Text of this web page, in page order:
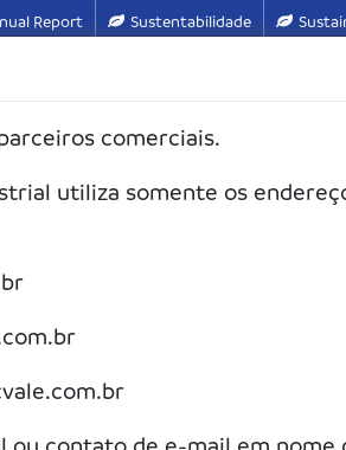
Report Sustentabilidade
Imprensa Alimentos
comerciais.
utiliza somente os